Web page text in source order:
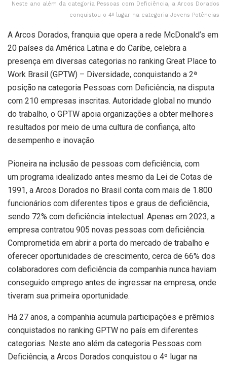
Neste ano além da categoria Pessoas com Deficiência, a Arcos Dorados
conquistou o 4º lugar na categoria Jovens Potências
A Arcos Dorados, franquia que opera a rede McDonald’s em
20 países da América Latina e do Caribe, celebra a
presença em diversas categorias no ranking Great Place to
Work Brasil (GPTW) – Diversidade, conquistando a 2ª
posição na categoria Pessoas com Deficiência, na disputa
com 210 empresas inscritas. Autoridade global no mundo
do trabalho, o GPTW apoia organizações a obter melhores
resultados por meio de uma cultura de confiança, alto
desempenho e inovação.
Pioneira na inclusão de pessoas com deficiência, com
um programa idealizado antes mesmo da Lei de Cotas de
1991, a Arcos Dorados no Brasil conta com mais de 1.800
funcionários com diferentes tipos e graus de deficiência,
sendo 72% com deficiência intelectual. Apenas em 2023, a
empresa contratou 905 novas pessoas com deficiência.
Comprometida em abrir a porta do mercado de trabalho e
oferecer oportunidades de crescimento, cerca de 66% dos
colaboradores com deficiência da companhia nunca haviam
conseguido emprego antes de ingressar na empresa, onde
tiveram sua primeira oportunidade.
Há 27 anos, a companhia acumula participações e prêmios
conquistados no ranking GPTW no país em diferentes
categorias. Neste ano além da categoria Pessoas com
Deficiência, a Arcos Dorados conquistou o 4º lugar na